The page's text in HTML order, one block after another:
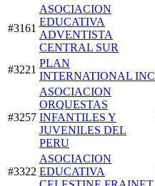
#3161
ASOCIACION
EDUCATIVA
ADVENTISTA
CENTRAL SUR
#3221
PLAN
INTERNATIONAL INC
#3257
ASOCIACION
ORQUESTAS
INFANTILES Y
JUVENILES DEL
PERU
#3322
ASOCIACION
EDUCATIVA